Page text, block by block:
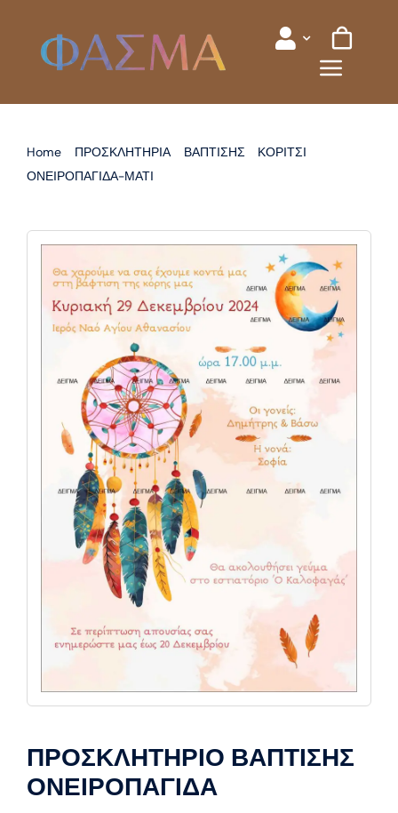
content
Home ΠΡΟΣΚΛΗΤΗΡΙΑ ΒΑΠΤΙΣΗΣ
ΚΟΡΙΤΣΙ
ΟΝΕΙΡΟΠΑΓΙΔΑ-ΜΑΤΙ
ΠΡΟΣΚΛΗΤΗΡΙΟ ΒΑΠΤΙΣΗΣ
ΟΝΕΙΡΟΠΑΓΙΔΑ